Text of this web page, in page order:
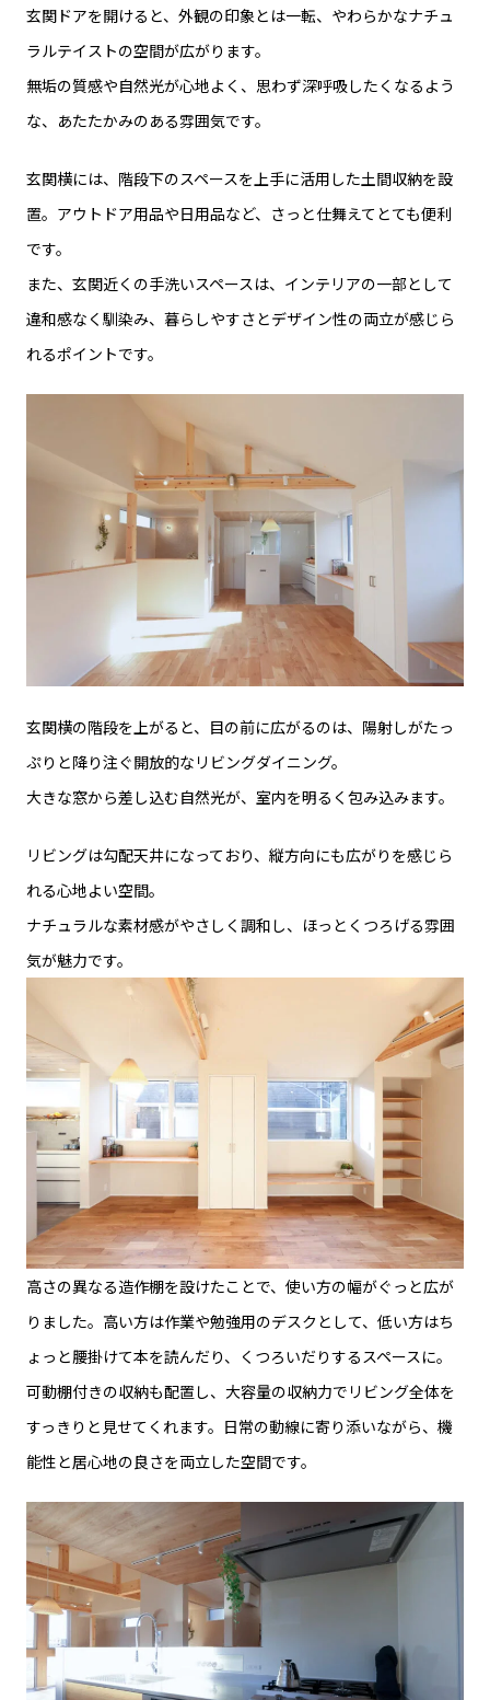
玄関ドアを開けると、外観の印象とは一転、やわらかなナチュ
ラルテイストの空間が広がります。
無垢の質感や自然光が心地よく、思わず深呼吸したくなるよう
な、あたたかみのある雰囲気です。
玄関横には、階段下のスペースを上手に活用した土間収納を設
置。アウトドア用品や日用品など、さっと仕舞えてとても便利
です。
また、玄関近くの手洗いスペースは、インテリアの一部として
違和感なく馴染み、暮らしやすさとデザイン性の両立が感じら
れるポイントです。
玄関横の階段を上がると、目の前に広がるのは、陽射しがたっ
ぷりと降り注ぐ開放的なリビングダイニング。
大きな窓から差し込む自然光が、室内を明るく包み込みます。
リビングは勾配天井になっており、縦方向にも広がりを感じら
れる心地よい空間。
ナチュラルな素材感がやさしく調和し、ほっとくつろげる雰囲
気が魅力です。
高さの異なる造作棚を設けたことで、使い方の幅がぐっと広が
りました。高い方は作業や勉強用のデスクとして、低い方はち
ょっと腰掛けて本を読んだり、くつろいだりするスペースに。
可動棚付きの収納も配置し、大容量の収納力でリビング全体を
すっきりと見せてくれます。日常の動線に寄り添いながら、機
能性と居心地の良さを両立した空間です。